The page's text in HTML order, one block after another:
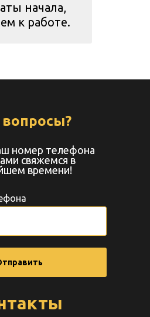
начала,
к работе.
вопросы?
номер телефона
свяжемся в
времени!